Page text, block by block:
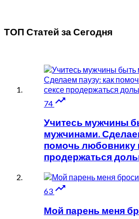
ТОП Статей заСегодня
74 
Учитесь мужчины
мужчинами.
помочь любовнику
продержаться
63 
Мой парень меня